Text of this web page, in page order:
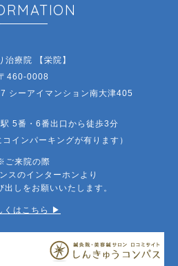
治療院 【栄院】
460-0008
シーアイマンション南大津405
5番・6番出口から徒歩3分
インパーキングが有ります）
ご来院の際
スのインターホンより
しをお願いいたします。
くはこちら ▶︎